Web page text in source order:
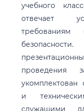
учебного
отвечает
проведения
и
служащими